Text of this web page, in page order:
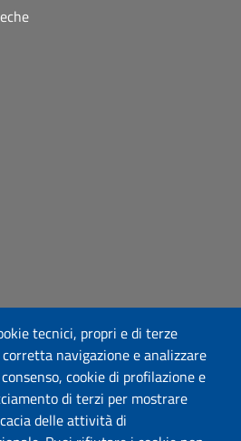
tecnici, propri e di terze
navigazione e analizzare
cookie di profilazione e
di terzi per mostrare
delle attività di